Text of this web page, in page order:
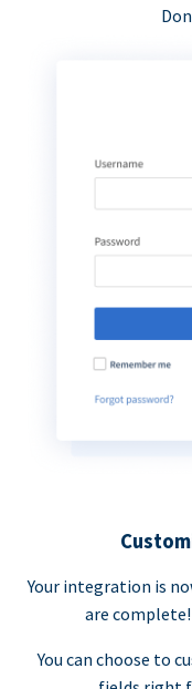
Your integration is
are
You can choose to